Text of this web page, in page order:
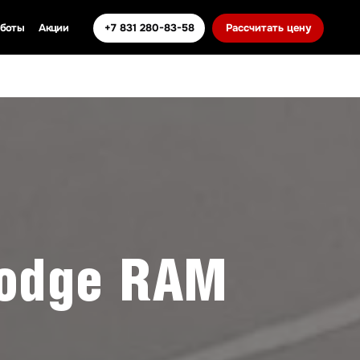
+7 831 280-83-58 Рассчитать цену
RAM